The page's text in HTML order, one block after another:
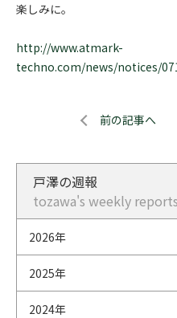
楽しみに。
http://www.atmark-
techno.com/news/notices/
前の記事へ
戸澤の週報
tozawa's weekly reports
2026年
2025年
2024年